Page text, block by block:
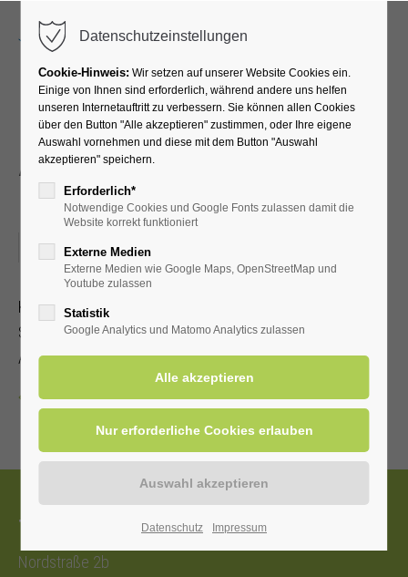
Historische
Altstadtführung durch
Lippstadt
26.11.2022, 14:30
Kostenbeitrag: 5,00 € Erwachsene / Kinder, Schüler,
Studenten 2,50 €
Anmeldung unter0 29 41.5 85 15erforderlich
Zurück
Tourist-Information
Nordstraße 2b
Datenschutzeinstellungen
Cookie-Hinweis: Wir setzen auf unserer Website Cookies ein.
Einige von Ihnen sind erforderlich, während andere uns helfen
unseren Internetauftritt zu verbessern. Sie können allen Cookies
über den Button "Alle akzeptieren" zustimmen, oder Ihre eigene
Auswahl vornehmen und diese mit dem Button "Auswahl
akzeptieren" speichern.
Erforderlich*
Notwendige Cookies und Google Fonts zulassen damit die
Website korrekt funktioniert
Externe Medien
Externe Medien wie Google Maps, OpenStreetMap und
Youtube zulassen
Statistik
Google Analytics und Matomo Analytics zulassen
Datenschutz Impressum